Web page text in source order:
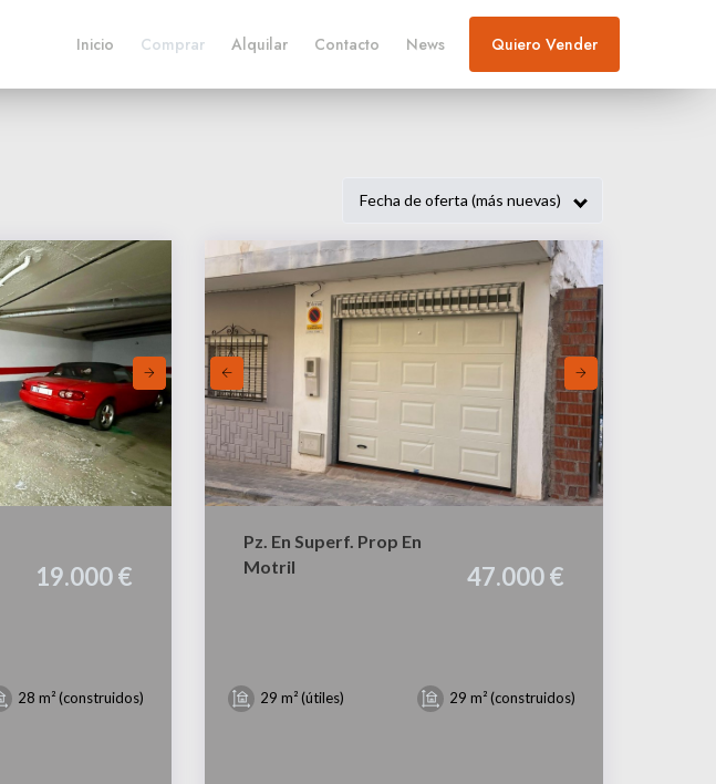
Inicio Comprar Alquilar Contacto News Quiero Vender
Fecha de oferta (más nuevas)
19.000 €
28 m² (construidos)
Pz. En Superf. Prop En
Motril
47.000 €
29 m² (útiles) 29 m² (construidos)